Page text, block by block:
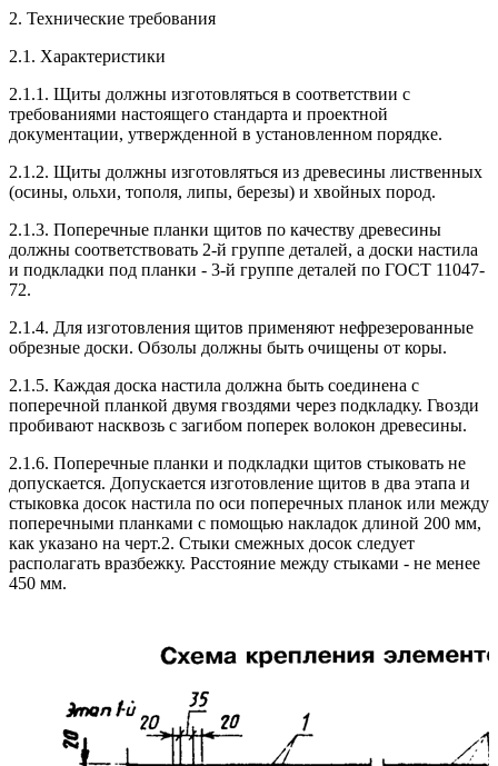
2. Технические требования
2.1. Характеристики
2.1.1. Щиты должны изготовляться в соответствии с
требованиями настоящего стандарта и проектной
документации, утвержденной в установленном порядке.
2.1.2. Щиты должны изготовляться из древесины лиственных
(осины, ольхи, тополя, липы, березы) и хвойных пород.
2.1.3. Поперечные планки щитов по качеству древесины
должны соответствовать 2-й группе деталей, а доски настила
и подкладки под планки - 3-й группе деталей по ГОСТ 11047-
72.
2.1.4. Для изготовления щитов применяют нефрезерованные
обрезные доски. Обзолы должны быть очищены от коры.
2.1.5. Каждая доска настила должна быть соединена с
поперечной планкой двумя гвоздями через подкладку. Гвозди
пробивают насквозь с загибом поперек волокон древесины.
2.1.6. Поперечные планки и подкладки щитов стыковать не
допускается. Допускается изготовление щитов в два этапа и
стыковка досок настила по оси поперечных планок или между
поперечными планками с помощью накладок длиной 200 мм,
как указано на черт.2. Стыки смежных досок следует
располагать вразбежку. Расстояние между стыками - не менее
450 мм.